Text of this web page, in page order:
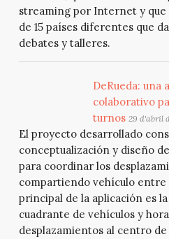
streaming por Internet y
de 15 países diferentes que
debates y talleres.
DeRueda: una
colaborativo
turnos 29 d'abril
El proyecto desarrollado
conceptualización y diseño
para coordinar los
compartiendo vehículo entre
principal de la aplicación es
cuadrante de vehículos y
desplazamientos al centro